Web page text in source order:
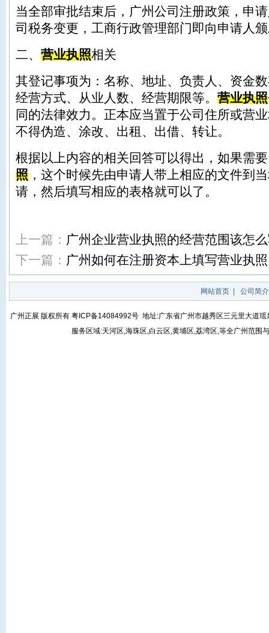
当全部审批结束后， 广州公司注册政策 ， 申
司税务变更 ，工商行政管理部门即向申请人
二、 营业执照相关
其登记事项为：名称、地址、负责人、资金
经营方式、从业人数、经营期限等。 营业执照
同的法律效力。正本应当置于公司住所或营
不得伪造、涂改、出租、出借、转让。
根据以上内容的相关回答可以得出，如果需
照 ，这个时候先由申请人带上相应的文件到
请，然后填写相应的表格就可以了。
上一篇： 广州企业营业执照的经营范围该怎
下一篇： 广州如何在注册资本上填写营业执照
网站首页 公司简介
广州正展 版权所有 粤ICP备14084992号 地址:广东省广州市越秀区三元里大道
服务区域:天河区,海珠区,白云区,黄埔区,荔湾区,等全广州范围与